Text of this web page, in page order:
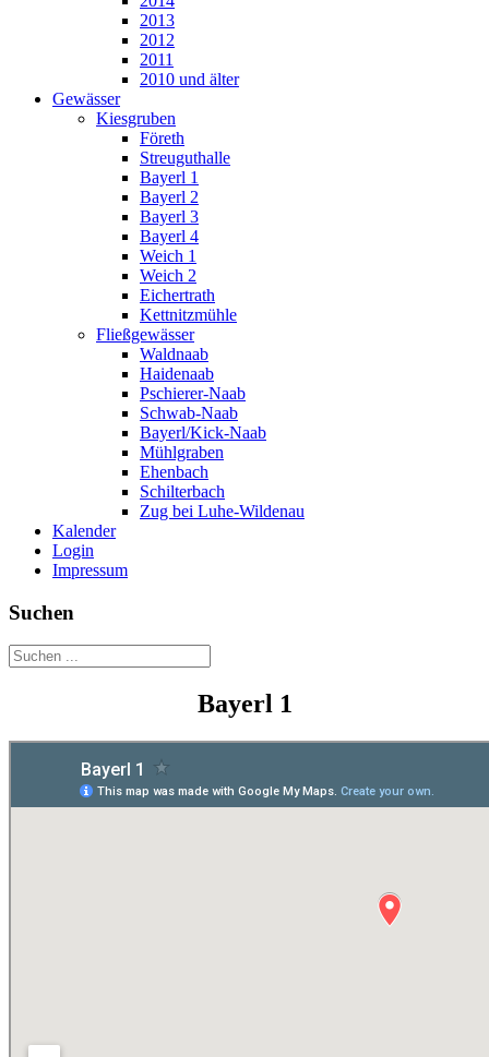
2013
2012
2011
2010 und älter
Gewässer
Kiesgruben
Företh
Streuguthalle
Bayerl 1
Bayerl 2
Bayerl 3
Bayerl 4
Weich 1
Weich 2
Eichertrath
Kettnitzmühle
Fließgewässer
Waldnaab
Haidenaab
Pschierer-Naab
Schwab-Naab
Bayerl/Kick-Naab
Mühlgraben
Ehenbach
Schilterbach
Zug bei Luhe-Wildenau
Kalender
Login
Impressum
Suchen
Bayerl 1